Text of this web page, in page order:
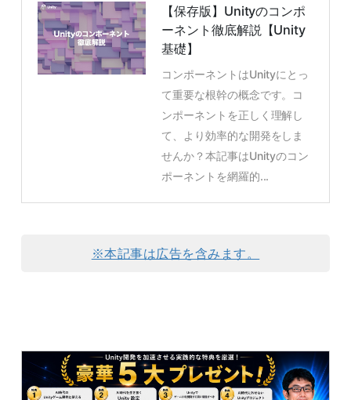
【保存版】Unityのコンポ
ーネント徹底解説【Unity
基礎】
コンポーネントはUnityにとっ
て重要な根幹の概念です。コ
ンポーネントを正しく理解し
て、より効率的な開発をしま
せんか？本記事はUnityのコン
ポーネントを網羅的...
※本記事は広告を含みます。